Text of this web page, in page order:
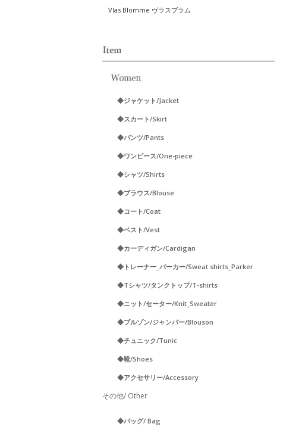
Vlas Blomme ヴラスブラム
◆ジャケット/Jacket
◆スカート/Skirt
◆パンツ/Pants
◆ワンピース/One-piece
◆シャツ/Shirts
◆ブラウス/Blouse
◆コート/Coat
◆ベスト/Vest
◆カーディガン/Cardigan
◆トレーナー_パーカー/Sweat shirts_Parker
◆Tシャツ/タンクトップ/T-shirts
◆ニット/セーター/Knit_Sweater
◆ブルゾン/ジャンパー/Blouson
◆チュニック/Tunic
◆靴/Shoes
◆アクセサリー/Accessory
その他/ Other
◆バッグ/ Bag